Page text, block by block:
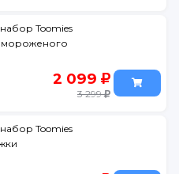
Toomies
2 099
3 299
Toomies